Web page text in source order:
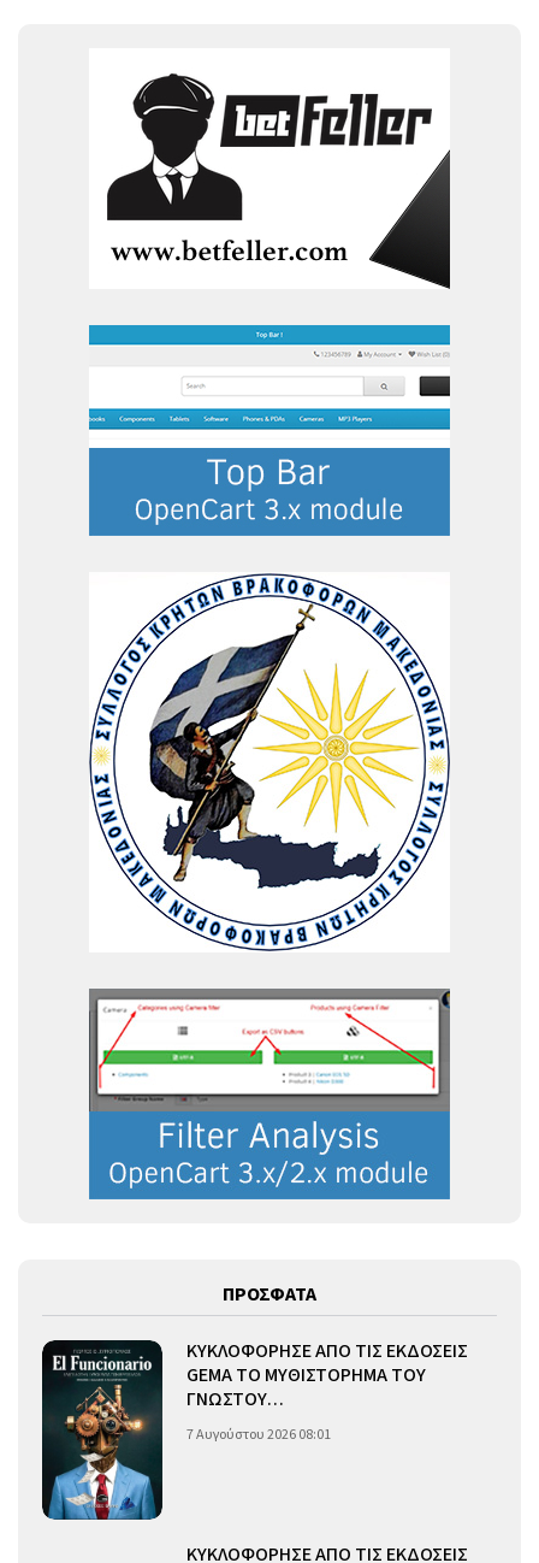
ΠΡΟΣΦΑΤΑ
ΚΥΚΛΟΦΟΡΗΣΕ ΑΠΟ ΤΙΣ ΕΚΔΟΣΕΙΣ
GEMA ΤΟ ΜΥΘΙΣΤΟΡΗΜΑ ΤΟΥ
ΓΝΩΣΤΟΥ…
7 Αυγούστου 2026 08:01
ΚΥΚΛΟΦΟΡΗΣΕ ΑΠΟ ΤΙΣ ΕΚΔΟΣΕΙΣ